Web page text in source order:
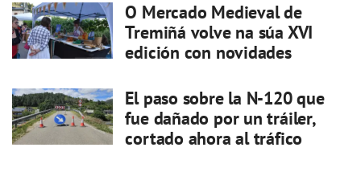
O Mercado Medieval de
Tremiñá volve na súa XVI
edición con novidades
El paso sobre la N-120 que
fue dañado por un tráiler,
cortado ahora al tráfico